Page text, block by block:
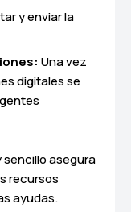
y enviar la
Una vez
digitales se
asegura
recursos
ayudas.